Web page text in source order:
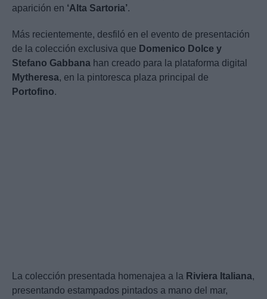
aparición en ‘Alta Sartoria’.
Más recientemente, desfiló en el evento de presentación
de la colección exclusiva que Domenico Dolce y
Stefano Gabbana han creado para la plataforma digital
Mytheresa, en la pintoresca plaza principal de
Portofino.
La colección presentada homenajea a la Riviera Italiana,
presentando estampados pintados a mano del mar,